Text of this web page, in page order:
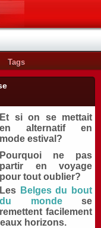
Tags
Et si on se mettait
en alternatif en
mode estival?
Pourquoi ne pas
partir en voyage
pour tout oublier?
Les Belges du bout
du mondese
remettent facilement
horizons.